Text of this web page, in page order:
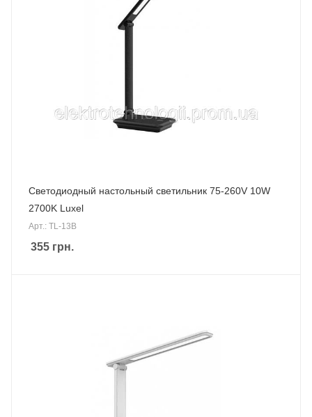
Светодиодный настольный светильник 75-260V 10W
2700K Luxel
Арт.: TL-13B
355 грн.